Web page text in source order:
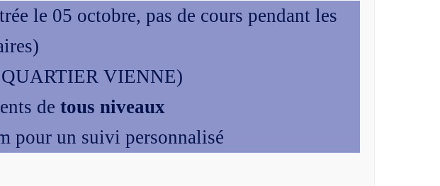
le 05 octobre, pas de cours pendant les
VIENNE)
de tous niveaux
pour un suivi personnalisé